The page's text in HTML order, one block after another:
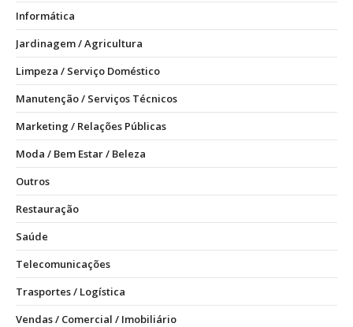
Informática
Jardinagem / Agricultura
Limpeza / Serviço Doméstico
Manutenção / Serviços Técnicos
Marketing / Relações Públicas
Moda / Bem Estar / Beleza
Outros
Restauração
Saúde
Telecomunicações
Trasportes / Logística
Vendas / Comercial / Imobiliário